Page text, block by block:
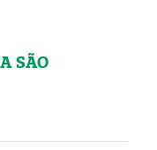
SÃO